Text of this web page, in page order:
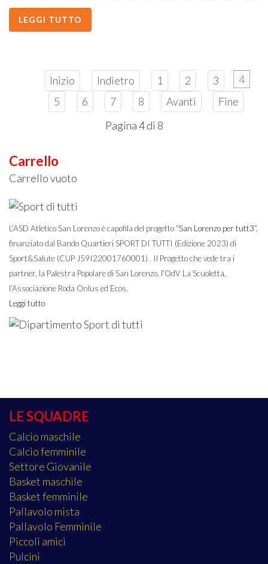
LEGGI TUTTO
Inizio Indietro 1 2 3
4
5
6 7 8 Avanti
Fine
Pagina 4 di 8
Carrello
Carrello vuoto
L’ASD Atletico San Lorenzo è capofila del progetto “San Lorenzo per tutt3”,
finanziato dal Bando Quartieri SPORT DI TUTTI (Edizione 2023) di
Sport&Salute (CUP J59I22001760001) . Il Progetto che vede tra i
partner, la Palestra Popolare di San Lorenzo, l’OdV La Scuoletta,
l’Associazione Roda Onlus ed Ecos.
Leggi tutto
LE SQUADRE
Calcio maschile
Calcio femminile
Settore Giovanile
Basket maschile
Basket femminile
Pallavolo mista
Pallavolo Femminile
Piccoli amici
Pulcini